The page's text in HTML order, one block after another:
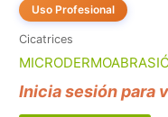
Uso Profesional
Cicatrices
Inicia sesión para